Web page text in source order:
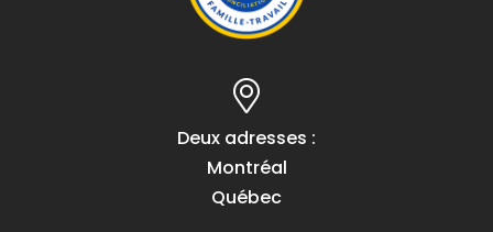
Deux adresses :
Montréal
Québec